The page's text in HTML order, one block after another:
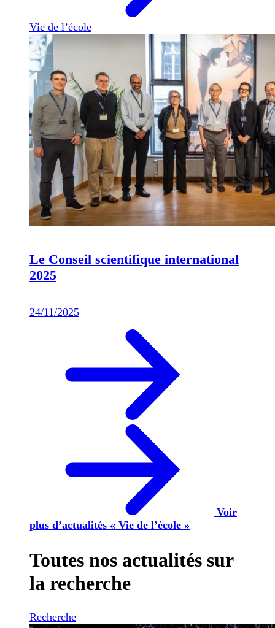
Vie de l’école
Le Conseil scientifique international
2025
24/11/2025
Voir
plus d’actualités « Vie de l’école »
Toutes nos actualités sur
la recherche
Recherche